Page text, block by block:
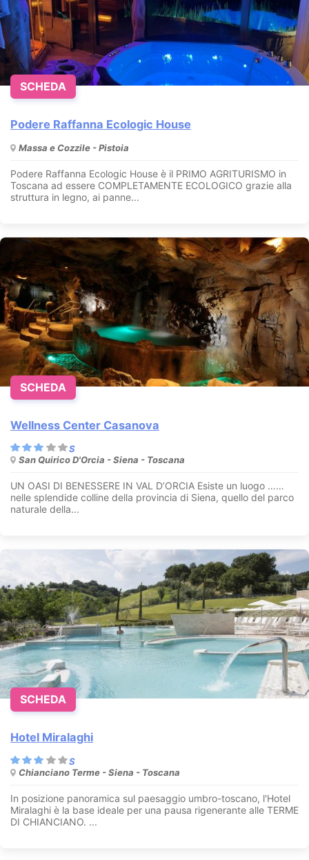
Podere Raffanna Ecologic House
Massa e Cozzile - Pistoia
Podere Raffanna Ecologic House è il PRIMO AGRITURISMO in
Toscana ad essere COMPLETAMENTE ECOLOGICO grazie alla
struttura in legno, ai panne...
SCHEDA
Wellness Center Casanova
San Quirico D'Orcia - Siena - Toscana
UN OASI DI BENESSERE IN VAL D’ORCIA Esiste un luogo ……
nelle splendide colline della provincia di Siena, quello del parco
naturale della...
SCHEDA
Hotel Miralaghi
Chianciano Terme - Siena - Toscana
In posizione panoramica sul paesaggio umbro-toscano, l'Hotel
Miralaghi è la base ideale per una pausa rigenerante alle TERME
DI CHIANCIANO. ...
SCHEDA